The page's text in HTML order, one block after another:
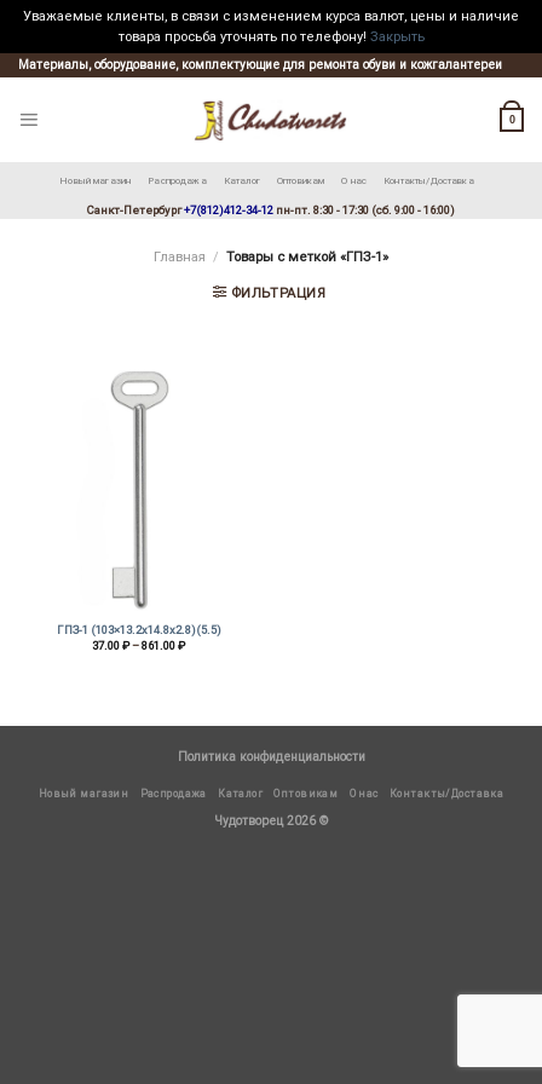
Уважаемые клиенты, в связи с изменением курса валют, цены и наличие
товара просьба уточнять по телефону! Закрыть
Skip
to
Материалы, оборудование, комплектующие для ремонта обуви и кожгалантереи
0
Новый магазин Распродажа Каталог Оптовикам О нас Контакты/Доставка
Санкт-Петербург+7(812)412-34-12 пн-пт. 8:30 - 17:30 (сб. 9:00 - 16:00)
Главная / Товары с меткой «ГПЗ-1»
ФИЛЬТРАЦИЯ
ГПЗ-1 (103×13.2х14.8х2.8)(5.5)
37.00₽–861.00₽Диапазон
Политика конфиденциальности
Новый магазин Распродажа Каталог Оптовикам О нас Контакты/Доставка
Чудотворец 2026 ©